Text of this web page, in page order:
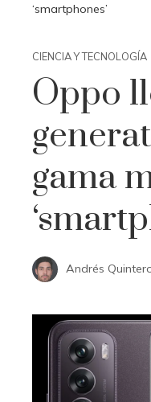
‘smartphones’
CIENCIA Y TECNOLOGÍA
Oppo
gama
Andrés